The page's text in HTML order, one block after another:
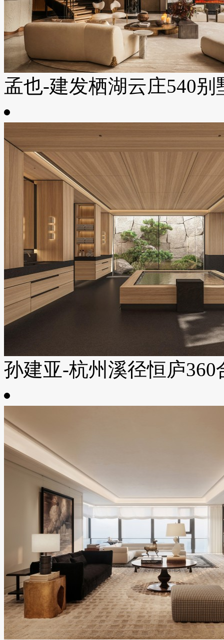
孟也-建发栖湖云庄540别
孙建亚-杭州溪径恒庐360